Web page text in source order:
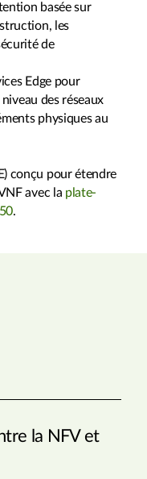
basée sur
les
de
Edge pour
des réseaux
physiques au
conçu pour étendre
avec la plate-
.
la NFV et